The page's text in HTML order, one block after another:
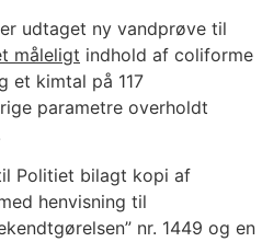
udtaget ny vandprøve til
måleligt indhold af coliforme
et kimtal på 117
parametre overholdt
Politiet bilagt kopi af
henvisning til
nr. 1449 og en